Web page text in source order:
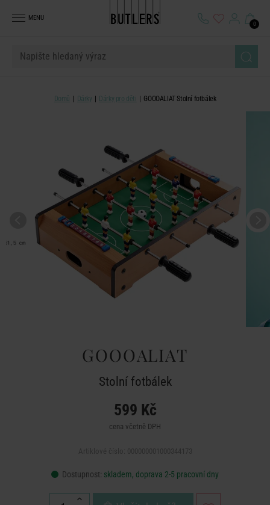
MENU
0
Domů Dárky Dárky pro děti GOOOALIAT Stolní fotbálek
GOOOALIAT
Stolní fotbálek
599 Kč
cena včetně DPH
Dostupnost: skladem, doprava 2-5 pracovní dny